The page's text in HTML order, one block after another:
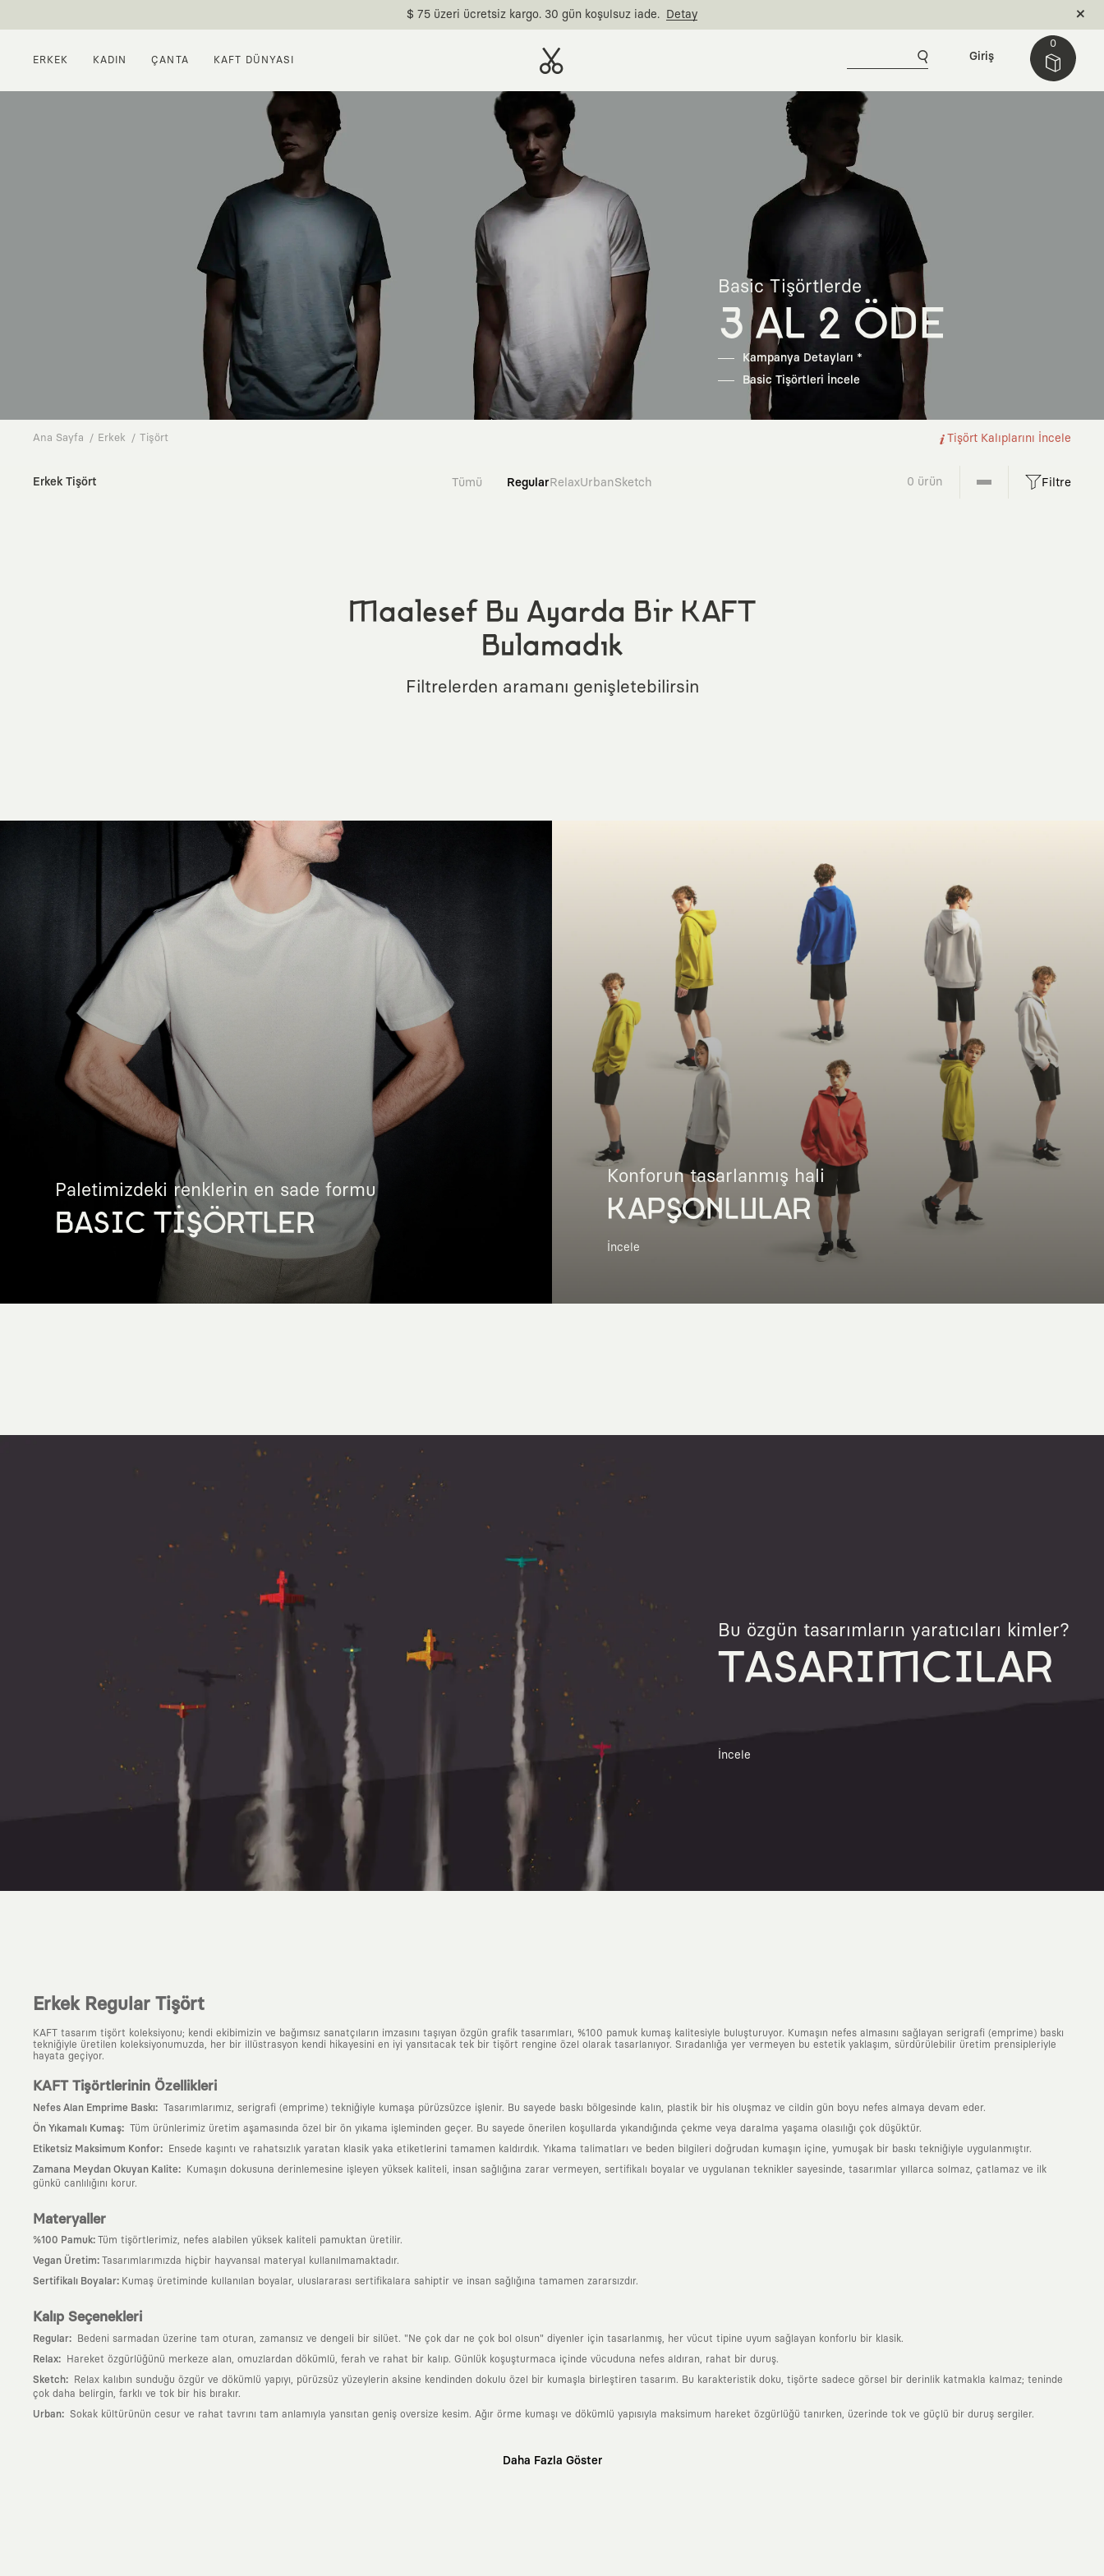
$ 75 üzeri ücretsiz kargo. 30 gün koşulsuz iade. Detay
ERKEK KADIN ÇANTA KAFT DÜNYASI
0
Giriş
Basic Tişörtlerde
3 AL 2 ÖDE
Kampanya Detayları *
Basic Tişörtleri İncele
Ana Sayfa Erkek Tişört Tişört Kalıplarını İncele
Erkek Tişört Tümü RegularRelaxUrbanSketch 0 ürün Filtre
Maalesef Bu Ayarda Bir KAFT
Bulamadık
Filtrelerden aramanı genişletebilirsin
Paletimizdeki renklerin en sade formu
BASIC TİŞÖRTLER
Konforun tasarlanmış hali
KAPŞONLULAR
İncele
Bu özgün tasarımların yaratıcıları kimler?
TASARIMCILAR
İncele
Erkek Regular Tişört
KAFT tasarım tişört koleksiyonu; kendi ekibimizin ve bağımsız sanatçıların imzasını taşıyan özgün grafik tasarımları, %100 pamuk kumaş kalitesiyle buluşturuyor. Kumaşın nefes almasını sağlayan serigrafi (emprime) baskı
tekniğiyle üretilen koleksiyonumuzda, her bir illüstrasyon kendi hikayesini en iyi yansıtacak tek bir tişört rengine özel olarak tasarlanıyor. Sıradanlığa yer vermeyen bu estetik yaklaşım, sürdürülebilir üretim prensipleriyle
hayata geçiyor.
KAFT Tişörtlerinin Özellikleri
Nefes Alan Emprime Baskı: Tasarımlarımız, serigrafi (emprime) tekniğiyle kumaşa pürüzsüzce işlenir. Bu sayede baskı bölgesinde kalın, plastik bir his oluşmaz ve cildin gün boyu nefes almaya devam eder.
Ön Yıkamalı Kumaş: Tüm ürünlerimiz üretim aşamasında özel bir ön yıkama işleminden geçer. Bu sayede önerilen koşullarda yıkandığında çekme veya daralma yaşama olasılığı çok düşüktür.
Etiketsiz Maksimum Konfor: Ensede kaşıntı ve rahatsızlık yaratan klasik yaka etiketlerini tamamen kaldırdık. Yıkama talimatları ve beden bilgileri doğrudan kumaşın içine, yumuşak bir baskı tekniğiyle uygulanmıştır.
Zamana Meydan Okuyan Kalite:
Kumaşın dokusuna derinlemesine işleyen yüksek kaliteli, insan sağlığına zarar vermeyen, sertifikalı boyalar ve uygulanan teknikler sayesinde, tasarımlar yıllarca solmaz, çatlamaz ve ilk
günkü canlılığını korur.
Materyaller
%100 Pamuk: Tüm tişörtlerimiz, nefes alabilen yüksek kaliteli pamuktan üretilir.
Vegan Üretim: Tasarımlarımızda hiçbir hayvansal materyal kullanılmamaktadır.
Sertifikalı Boyalar: Kumaş üretiminde kullanılan boyalar, uluslararası sertifikalara sahiptir ve insan sağlığına tamamen zararsızdır.
Kalıp Seçenekleri
Regular: Bedeni sarmadan üzerine tam oturan, zamansız ve dengeli bir silüet. "Ne çok dar ne çok bol olsun" diyenler için tasarlanmış, her vücut tipine uyum sağlayan konforlu bir klasik.
Relax: Hareket özgürlüğünü merkeze alan, omuzlardan dökümlü, ferah ve rahat bir kalıp. Günlük koşuşturmaca içinde vücuduna nefes aldıran, rahat bir duruş.
Sketch:
Relax kalıbın sunduğu özgür ve dökümlü yapıyı, pürüzsüz yüzeylerin aksine kendinden dokulu özel bir kumaşla birleştiren tasarım. Bu karakteristik doku, tişörte sadece görsel bir derinlik katmakla kalmaz; teninde
çok daha belirgin, farklı ve tok bir his bırakır.
Urban: Sokak kültürünün cesur ve rahat tavrını tam anlamıyla yansıtan geniş oversize kesim. Ağır örme kumaşı ve dökümlü yapısıyla maksimum hareket özgürlüğü tanırken, üzerinde tok ve güçlü bir duruş sergiler.
Daha Fazla Göster